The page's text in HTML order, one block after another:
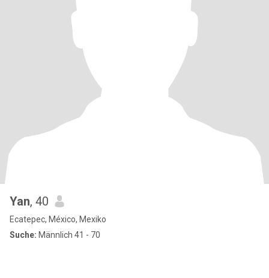
Yan, 40
Ecatepec, México, Mexiko
Suche: Männlich 41 - 70